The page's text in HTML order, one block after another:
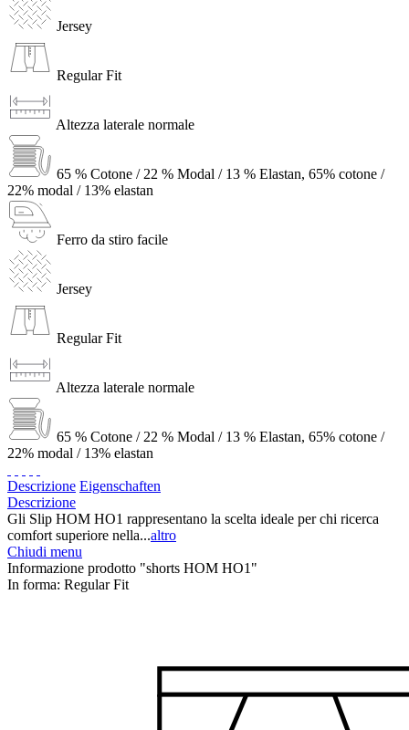
Jersey
Regular Fit
Altezza laterale normale
65 % Cotone / 22 % Modal / 13 % Elastan, 65% cotone /
22% modal / 13% elastan
Ferro da stiro facile
Jersey
Regular Fit
Altezza laterale normale
65 % Cotone / 22 % Modal / 13 % Elastan, 65% cotone /
22% modal / 13% elastan
Descrizione Eigenschaften
Descrizione
Gli Slip HOM HO1 rappresentano la scelta ideale per chi ricerca
comfort superiore nella...altro
Chiudi menu
Informazione prodotto "shorts HOM HO1"
In forma: Regular Fit